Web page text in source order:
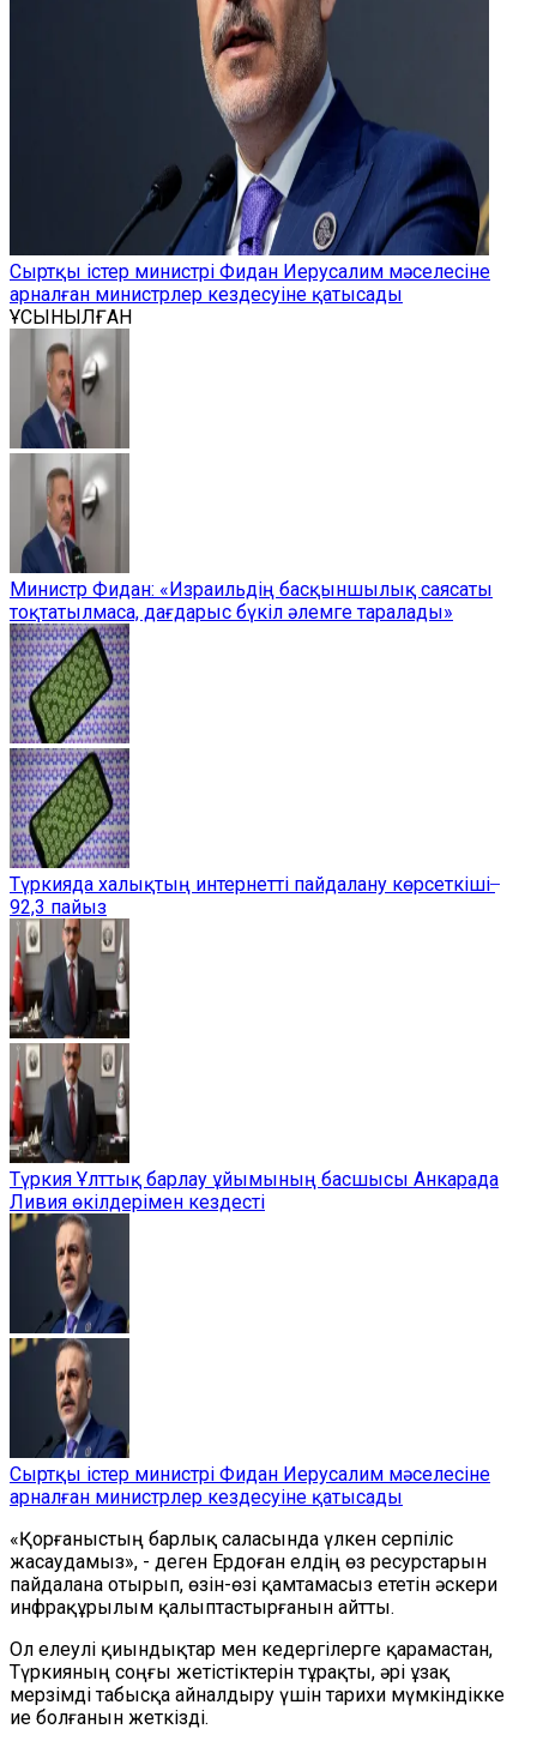
Сыртқы істер министрі Фидан Иерусалим мәселесіне
арналған министрлер кездесуіне қатысады
ҰСЫНЫЛҒАН
Министр Фидан: «Израильдің басқыншылық саясаты
тоқтатылмаса, дағдарыс бүкіл әлемге таралады»
Түркияда халықтың интернетті пайдалану көрсеткіші ̶
92,3 пайыз
Түркия Ұлттық барлау ұйымының басшысы Анкарада
Ливия өкілдерімен кездесті
Сыртқы істер министрі Фидан Иерусалим мәселесіне
арналған министрлер кездесуіне қатысады
«Қорғаныстың барлық саласында үлкен серпіліс
жасаудамыз», - деген Ердоған елдің өз ресурстарын
пайдалана отырып, өзін-өзі қамтамасыз ететін әскери
инфрақұрылым қалыптастырғанын айтты.
Ол елеулі қиындықтар мен кедергілерге қарамастан,
Түркияның соңғы жетістіктерін тұрақты, әрі ұзақ
мерзімді табысқа айналдыру үшін тарихи мүмкіндікке
ие болғанын жеткізді.